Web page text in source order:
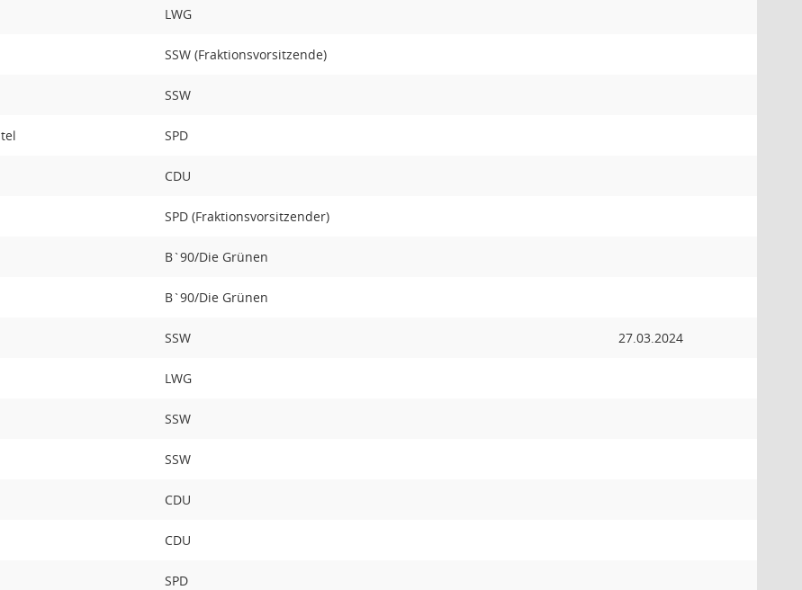
LWG
SSW (Fraktionsvorsitzende)
SSW
SPD
CDU
SPD (Fraktionsvorsitzender)
B`90/Die Grünen
B`90/Die Grünen
SSW 27.03.2024
LWG
SSW
SSW
CDU
CDU
SPD